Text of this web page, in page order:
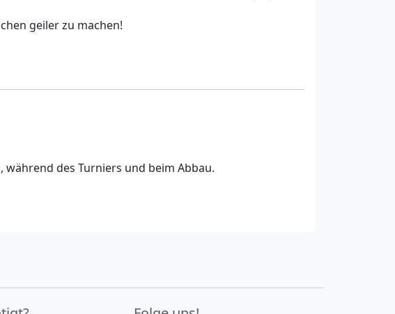
geiler zu machen!
während des Turniers und beim Abbau.